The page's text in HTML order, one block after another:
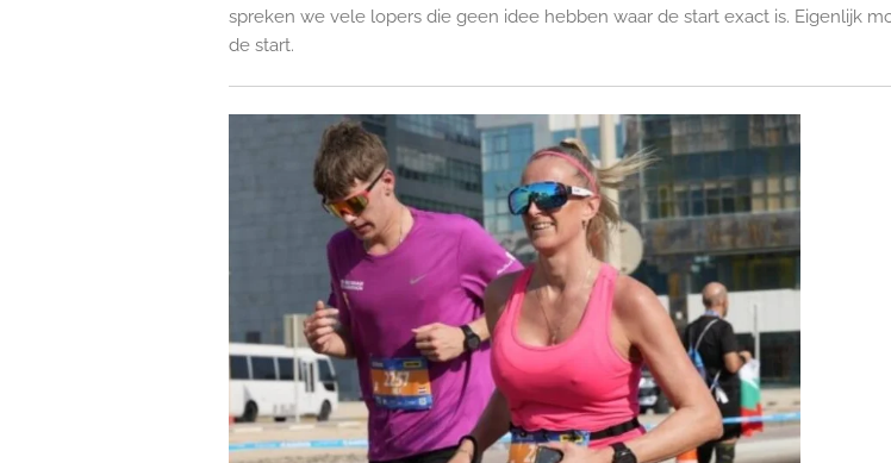
spreken we vele lopers die geen idee hebben waar de start exact is. Eigenlijk
de start.